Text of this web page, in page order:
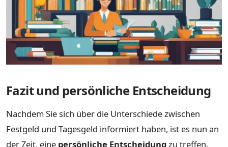
Fazit und persönliche Entscheidung
Nachdem Sie sich über die Unterschiede zwischen
Festgeld und Tagesgeld informiert haben, ist es nun an
der Zeit, eine persönliche Entscheidungzu treffen.